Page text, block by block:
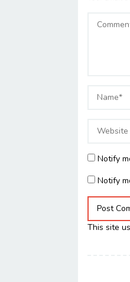
Notify
Notify
This site